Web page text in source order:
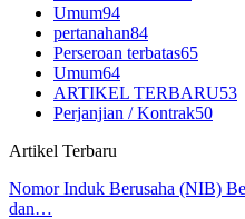
Umum94
pertanahan84
Perseroan terbatas65
Umum64
ARTIKEL TERBARU53
Perjanjian / Kontrak50
Artikel Terbaru
Nomor Induk Berusaha (NIB)
dan…